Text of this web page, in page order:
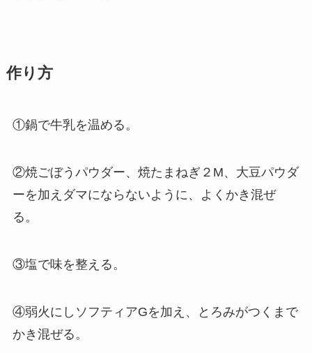
作り方
①鍋で牛乳を温める。
②焼ごぼうパウダー、焼たまねぎ２M、大豆パウダ
ーを加えダマにならないように、よくかき混ぜ
る。
③塩で味を整える。
④弱火にしソフティアGを加え、とろみがつくまで
かき混ぜる。